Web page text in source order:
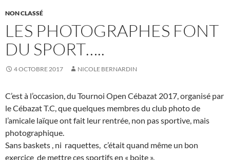
NON CLASSÉ
LES PHOTOGRAPHES FONT
DU SPORT…..
4 OCTOBRE 2017 NICOLE BERNARDIN
C’est à l’occasion, du Tournoi Open Cébazat 2017, organisé par
le Cébazat T.C, que quelques membres du club photo de
l’amicale laïque ont fait leur rentrée, non pas sportive, mais
photographique.
Sans baskets , ni raquettes, c’était quand même un bon
exercice de mettre ces sportifs en « boite ».